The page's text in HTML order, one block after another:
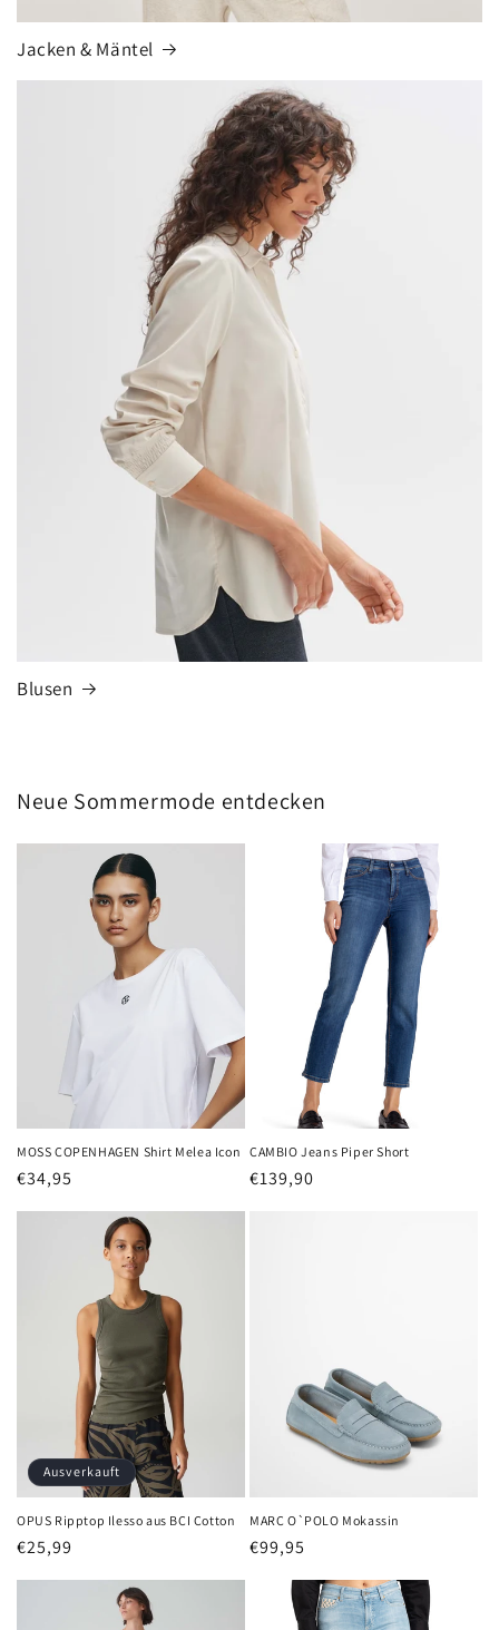
Jacken & Mäntel
Blusen
Neue Sommermode entdecken
MOSS COPENHAGEN Shirt Melea Icon
Normaler
Preis
€34,95
CAMBIO Jeans Piper Short
Normaler
€139,90
Ausverkauft
OPUS Ripptop Ilesso aus BCI Cotton
Normaler
€25,99
MARC O`POLO Mokassin
Normaler
€99,95